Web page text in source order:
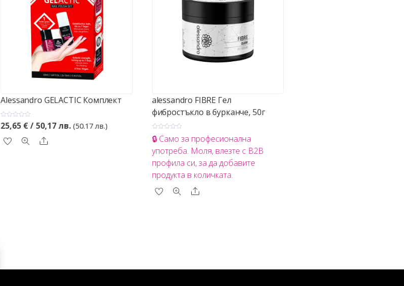
Alessandro GELACTIC Комплект
О
ц
н
25,65 €/ 50,17 лв.(50.17 лв.)
Share
alessandro FIBRE Гел
фибростъкло в бурканче, 50г
ц
н
е
н
о
с
0
🔒 Само за професионална
употреба. Моля, влезте с B2B
профила си, за да добавите
продукта в количката.
Share